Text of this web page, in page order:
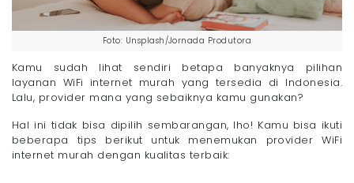
Foto: Unsplash/Jornada Produtora
Kamu sudah lihat sendiri betapa banyaknya pilihan
layanan WiFi internet murah yang tersedia di Indonesia.
Lalu, provider mana yang sebaiknya kamu gunakan?
Hal ini tidak bisa dipilih sembarangan, lho! Kamu bisa ikuti
beberapa tips berikut untuk menemukan provider WiFi
internet murah dengan kualitas terbaik: